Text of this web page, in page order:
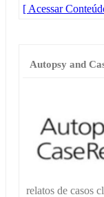
[ Acessar
Autopsy and
relatos de casos